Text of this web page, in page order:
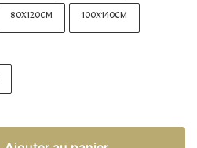
80X120CM 100X140CM